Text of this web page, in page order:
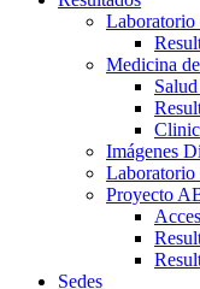
Medicina
Imágenes
Laboratorio
Proyecto
Sedes